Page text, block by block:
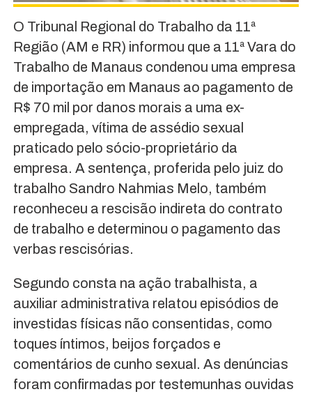
O Tribunal Regional do Trabalho da 11ª
Região (AM e RR) informou que a 11ª Vara do
Trabalho de Manaus condenou uma empresa
de importação em Manaus ao pagamento de
R$ 70 mil por danos morais a uma ex-
empregada, vítima de assédio sexual
praticado pelo sócio-proprietário da
empresa. A sentença, proferida pelo juiz do
trabalho Sandro Nahmias Melo, também
reconheceu a rescisão indireta do contrato
de trabalho e determinou o pagamento das
verbas rescisórias.
Segundo consta na ação trabalhista, a
auxiliar administrativa relatou episódios de
investidas físicas não consentidas, como
toques íntimos, beijos forçados e
comentários de cunho sexual. As denúncias
foram confirmadas por testemunhas ouvidas